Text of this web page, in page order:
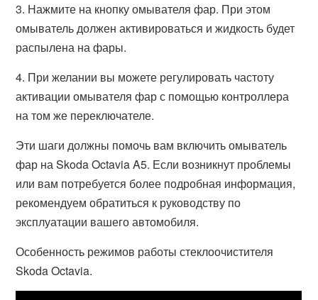
3. Нажмите на кнопку омывателя фар. При этом
омыватель должен активироваться и жидкость будет
распылена на фары.
4. При желании вы можете регулировать частоту
активации омывателя фар с помощью контроллера
на том же переключателе.
Эти шаги должны помочь вам включить омыватель
фар на Skoda Octavia A5. Если возникнут проблемы
или вам потребуется более подробная информация,
рекомендуем обратиться к руководству по
эксплуатации вашего автомобиля.
Особенность режимов работы стеклоочистителя
Skoda Octavia.